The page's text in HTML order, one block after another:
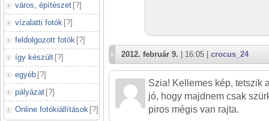
város, építészet [?]
vízalatti fotók [?]
feldolgozott fotók [?]
így készült [?]
egyéb [?]
pályázat [?]
Online fotókiállítások [?]
2012. február 9. | 16:05 | crocus_24
Szia! Kellemes kép, tetszik
jó, hogy majdnem csak
piros mégis van rajta.